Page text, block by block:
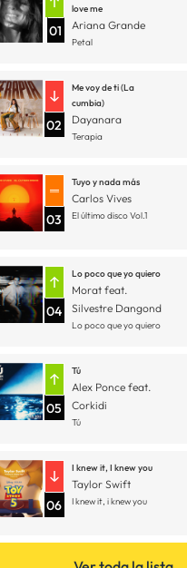
01
love me
Ariana Grande
Petal
02
Me voy de ti (La
cumbia)
Dayanara
Terapia
03
Tuyo y nada más
Carlos Vives
El último disco Vol.1
04
Lo poco que yo quiero
Morat feat.
Silvestre Dangond
Lo poco que yo quiero
05
Tú
Alex Ponce feat.
Corkidi
Tú
06
I knew it, I knew you
Taylor Swift
I knew it, i knew you